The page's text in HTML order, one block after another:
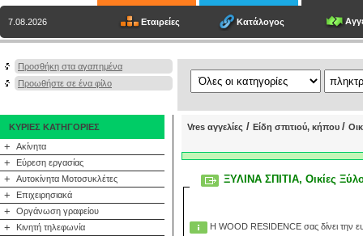
7.08.2026 Εταιρείες Κατάλογος
Προσθήκη στα αγαπημένα
Προωθήστε σε ένα φίλο
ΚΥΡΙΕΣ ΚΑΤΗΓΟΡΙΕΣ
+ Ακίνητα
+ Εύρεση εργασίας
+ Αυτοκίνητα Μοτοσυκλέτες
+ Επιχειρησιακά
+ Οργάνωση γραφείου
+ Κινητή τηλεφωνία
Vres αγγελίες / Είδη σπιτιού, κήπου /
Η WOOD RESIDENCE σας δίνει την